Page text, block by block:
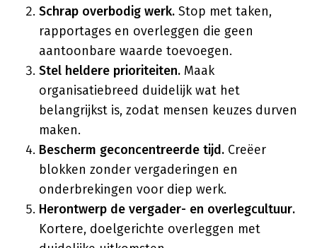
Schrap overbodig werk. Stop met taken,
rapportages en overleggen die geen
aantoonbare waarde toevoegen.
Stel heldere prioriteiten. Maak
organisatiebreed duidelijk wat het
belangrijkst is, zodat mensen keuzes durven
maken.
Bescherm geconcentreerde tijd. Creëer
blokken zonder vergaderingen en
onderbrekingen voor diep werk.
Herontwerp de vergader- en overlegcultuur.
Kortere, doelgerichte overleggen met